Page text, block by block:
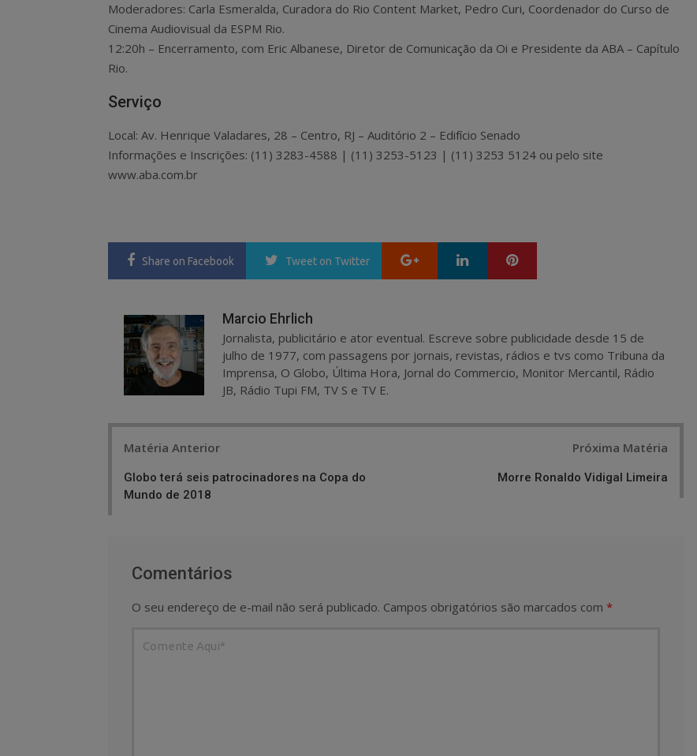
Moderadores: Carla Esmeralda, Curadora do Rio Content Market, Pedro Curi, Coordenador do Curso de
Cinema Audiovisual da ESPM Rio.
12:20h – Encerramento, com Eric Albanese, Diretor de Comunicação da Oi e Presidente da ABA – Capítulo
Rio.
Serviço
Local: Av. Henrique Valadares, 28 – Centro, RJ – Auditório 2 – Edifício Senado
Informações e Inscrições: (11) 3283-4588 | (11) 3253-5123 | (11) 3253 5124 ou pelo site
www.aba.com.br
Share on Facebook Tweet on Twitter Google+ LinkedIn
Marcio Ehrlich
Jornalista, publicitário e ator eventual. Escreve sobre publicidade desde 15 de
julho de 1977, com passagens por jornais, revistas, rádios e tvs como Tribuna da
Imprensa, O Globo, Última Hora, Jornal do Commercio, Monitor Mercantil, Rádio
JB, Rádio Tupi FM, TV S e TV E.
Matéria Anterior
Globo terá seis patrocinadores na Copa do
Mundo de 2018
Próxima Matéria
Morre Ronaldo Vidigal Limeira
Comentários
O seu endereço de e-mail não será publicado. Campos obrigatórios são marcados com *